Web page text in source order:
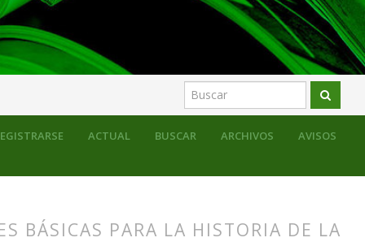
ACTUAL BUSCAR ARCHIVOS AVISOS
BÁSICAS PARA LA HISTORIA DE LA